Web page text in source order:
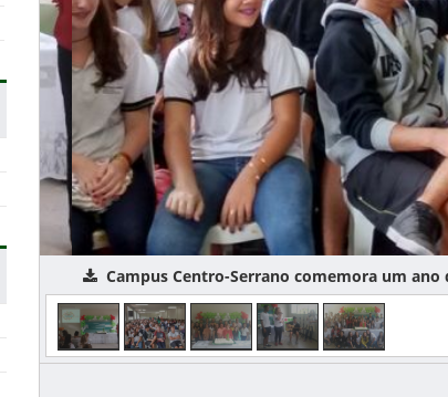
Campus Centro-Serrano comemora um ano de